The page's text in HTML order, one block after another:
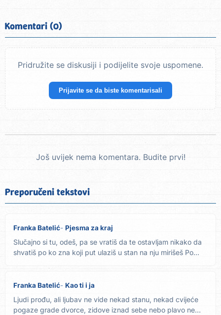
Komentari (0)
Pridružite se diskusiji i podijelite svoje uspomene.
Prijavite se da biste komentarisali
Još uvijek nema komentara. Budite prvi!
Preporučeni tekstovi
Franka Batelić Pjesma za kraj
Slučajno si tu, odeš, pa se vratiš da te ostavljam nikako da
shvatiš po ko zna koji put ulaziš u stan na nju mirišeš Po...
Franka Batelić Kao ti i ja
Ljudi prođu, ali ljubav ne vide nekad stanu, nekad cvijeće
pogaze grade dvorce, zidove iznad sebe nebo plavo ne